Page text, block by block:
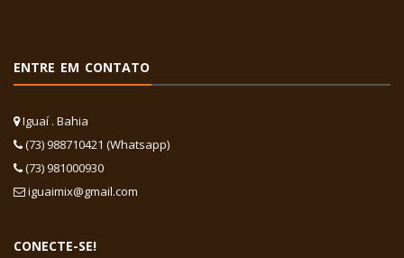
ENTRE EM CONTATO
Iguaí . Bahia
(73) 988710421 (Whatsapp)
(73) 981000930
iguaimix@gmail.com
CONECTE-SE!